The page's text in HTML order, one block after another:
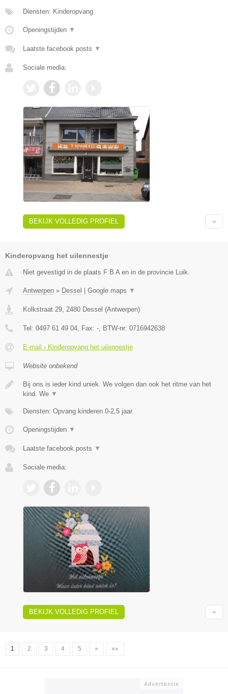
Diensten: Kinderopvang
Openingstijden ▼
Laatste facebook posts ▼
Sociale media:
BEKIJK VOLLEDIG PROFIEL
Kinderopvang het uilennestje
Niet gevestigd in de plaats F B A en in de provincie Luik.
Antwerpen » Dessel | Google maps ▼
Kolkstraat 29 2480 Dessel (Antwerpen)
Tel: 0497 61 49 04 , Fax: - , BTW-nr: 0716942638
E-mail › Kinderopvang het uilennestje
Website onbekend
Bij ons is ieder kind uniek. We volgen dan ook het ritme van het
kind. We ▼
Diensten: Opvang kinderen 0-2,5 jaar.
Openingstijden ▼
Laatste facebook posts ▼
Sociale media:
BEKIJK VOLLEDIG PROFIEL
1 2 3 4 5 » »»